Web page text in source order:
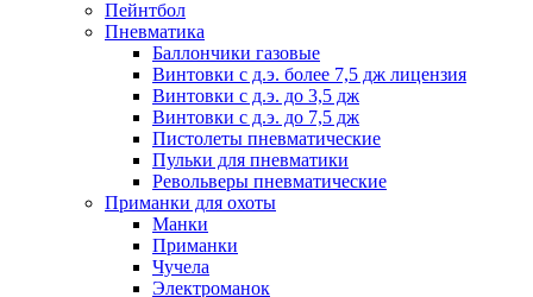
Пейнтбол
Пневматика
Баллончики газовые
Винтовки с д.э. более 7,5 дж лицензия
Винтовки с д.э. до 3,5 дж
Винтовки с д.э. до 7,5 дж
Пистолеты пневматические
Пульки для пневматики
Револьверы пневматические
Приманки для охоты
Манки
Приманки
Чучела
Электроманок